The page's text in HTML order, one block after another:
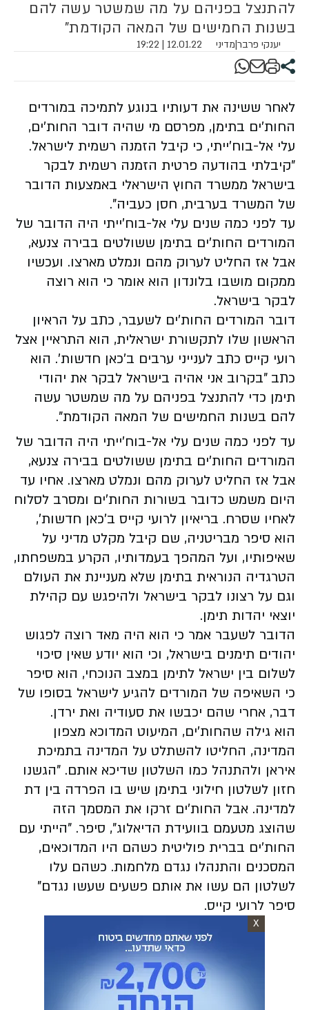
להתנצל בפניהם על מה שמשטר עשה להם
בשנות החמישים של המאה הקודמת"
יענקי פרבר|מדיני 12.01.22 | 19:22
לאחר ששינה את דעותיו בנוגע לתמיכה במורדים
החות'ים בתימן, מפרסם מי שהיה דובר החות'ים,
עלי אל-בוח'ייתי, כי קיבל הזמנה רשמית לישראל.
"קיבלתי בהודעה פרטית הזמנה רשמית לבקר
בישראל ממשרד החוץ הישראלי באמצעות הדובר
של המשרד בערבית, חסן כעביה".
עד לפני כמה שנים עלי אל-בוח'ייתי היה הדובר של
המורדים החות'ים בתימן ששולטים בבירה צנעא,
אבל אז החליט לערוק מהם ונמלט מארצו. ועכשיו
ממקום מושבו בלונדון הוא אומר כי הוא רוצה
לבקר בישראל.
‏דובר המורדים החות'ים לשעבר, כתב על הראיון
הראשון שלו לתקשורת ישראלית, הוא התראיין אצל
רועי קייס כתב לענייני ערבים ב'כאן חדשות'. הוא
כתב "בקרוב אני אהיה בישראל לבקר את יהודי
תימן כדי להתנצל בפניהם על מה שמשטר עשה
להם בשנות החמישים של המאה הקודמת".
עד לפני כמה שנים עלי אל-בוח'ייתי היה הדובר של
המורדים החות'ים בתימן ששולטים בבירה צנעא,
אבל אז החליט לערוק מהם ונמלט מארצו. אחיו עד
היום משמש כדובר בשורות החות'ים ומסרב לסלוח
לאחיו שסרח. בריאיון לרועי קייס ב'כאן חדשות',
הוא סיפר מבריטניה, שם קיבל מקלט מדיני על
שאיפותיו, ועל המהפך בעמדותיו, הקרע במשפחתו,
הטרגדיה הנוראית בתימן שלא מעניינת את העולם
וגם על רצונו לבקר בישראל ולהיפגש עם קהילת
יוצאי יהדות תימן.
הדובר לשעבר אמר כי הוא היה מאד רוצה לפגוש
יהודים תימנים בישראל, וכי הוא יודע שאין סיכוי
לשלום בין ישראל לתימן במצב הנוכחי, הוא סיפר
כי השאיפה של המורדים להגיע לישראל בסופו של
דבר, אחרי שהם יכבשו את סעודיה ואת ירדן.
הוא גילה שהחות'ים, המיעוט המדוכא מצפון
המדינה, החליטו להשתלט על המדינה בתמיכת
איראן ולהתנהל כמו השלטון שדיכא אותם. "הגשנו
חזון לשלטון חילוני בתימן שיש בו הפרדה בין דת
למדינה. אבל החות'ים זרקו את המסמך הזה
שהוצג מטעמם בוועידת הדיאלוג", סיפר. "הייתי עם
החות'ים בברית פוליטית כשהם היו המדוכאים,
המסכנים והתנהלו נגדם מלחמות. כשהם עלו
לשלטון הם עשו את אותם פשעים שעשו נגדם"
סיפר לרועי קייס.
X